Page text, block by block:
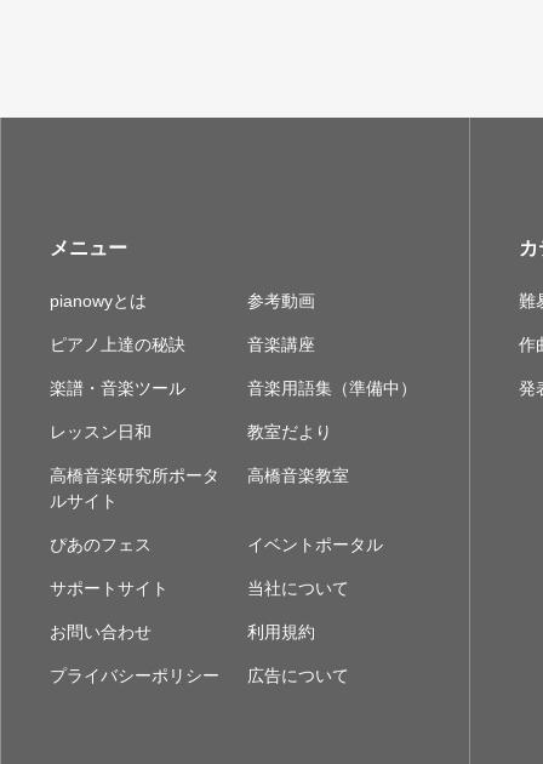
メニュー
pianowyとは 参考動画
ピアノ上達の秘訣 音楽講座
楽譜・音楽ツール 音楽用語集（準備中）
レッスン日和 教室だより
高橋音楽研究所ポータ
ルサイト
高橋音楽教室
ぴあのフェス イベントポータル
サポートサイト 当社について
お問い合わせ 利用規約
プライバシーポリシー 広告について
難
作
発